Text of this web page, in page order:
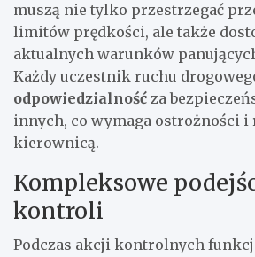
muszą nie tylko przestrzegać
limitów prędkości, ale także
aktualnych warunków
Każdy uczestnik ruchu
odpowiedzialność za
innych, co wymaga ostrożności i
kierownicą.
Kompleksowe
kontroli
Podczas akcji kontrolnych